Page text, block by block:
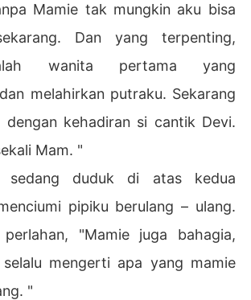
Mamie tak mungkin aku bisa
Dan yang terpenting,
wanita pertama yang
melahirkan putraku. Sekarang
dengan kehadiran si cantik Devi.
Mam. "
sedang duduk di atas kedua
pipiku berulang – ulang.
"Mamie juga bahagia,
mengerti apa yang mamie
"